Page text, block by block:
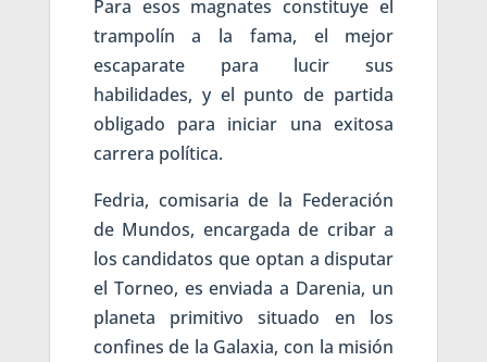
Para esos magnates constituye el
trampolín a la fama, el mejor
escaparate para lucir sus
habilidades, y el punto de partida
obligado para iniciar una exitosa
carrera política.
Fedria, comisaria de la Federación
de Mundos, encargada de cribar a
los candidatos que optan a disputar
el Torneo, es enviada a Darenia, un
planeta primitivo situado en los
confines de la Galaxia, con la misión